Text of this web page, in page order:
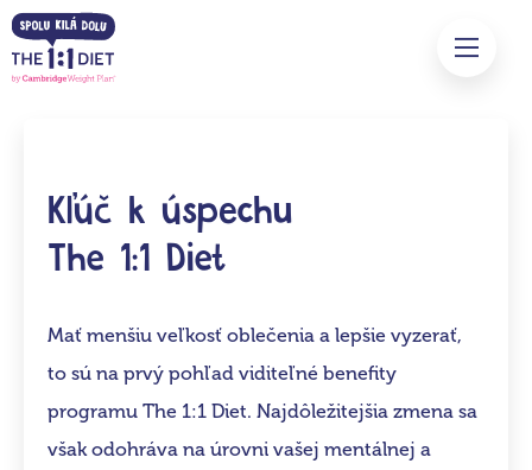
Kľúč k úspechu
The 1:1 Diet
Mať menšiu veľkosť oblečenia a lepšie vyzerať,
to sú na prvý pohľad viditeľné benefity
programu The 1:1 Diet. Najdôležitejšia zmena sa
však odohráva na úrovni vašej mentálnej a